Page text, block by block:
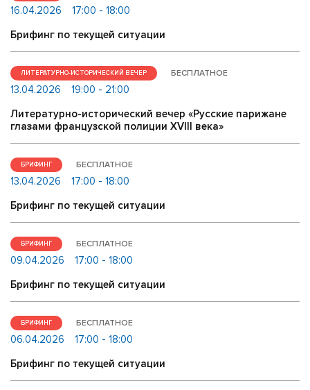
16.04.2026
17:00 - 18:00
Брифинг по текущей ситуации
ЛИТЕРАТУРНО-ИСТОРИЧЕСКИЙ ВЕЧЕР БЕСПЛАТНОЕ
13.04.2026
19:00 - 21:00
Литературно-исторический вечер «Русские парижане
глазами французской полиции ХVIII века»
БРИФИНГ БЕСПЛАТНОЕ
13.04.2026
17:00 - 18:00
Брифинг по текущей ситуации
БРИФИНГ БЕСПЛАТНОЕ
09.04.2026
17:00 - 18:00
Брифинг по текущей ситуации
БРИФИНГ БЕСПЛАТНОЕ
06.04.2026
17:00 - 18:00
Брифинг по текущей ситуации